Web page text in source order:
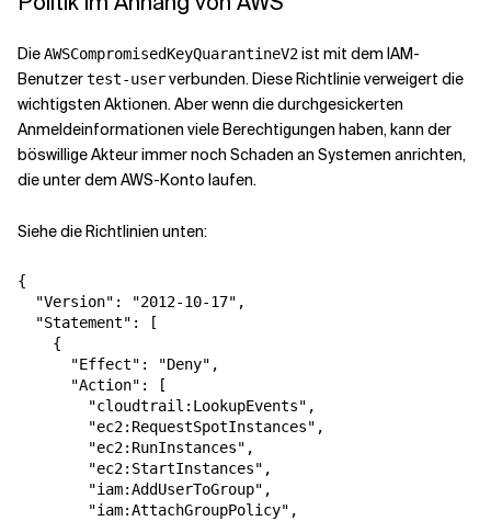
DieAWSCompromisedKeyQuarantineV2ist mit dem IAM-
Benutzertest-userverbunden. Diese Richtlinie verweigert die
wichtigsten Aktionen. Aber wenn die durchgesickerten
Anmeldeinformationen viele Berechtigungen haben, kann der
böswillige Akteur immer noch Schaden an Systemen anrichten,
die unter dem AWS-Konto laufen.
Siehe die Richtlinien unten:
{
  "Version": "2012-10-17",
  "Statement": [
    {
      "Effect": "Deny",
      "Action": [
        "cloudtrail:LookupEvents",
        "ec2:RequestSpotInstances",
        "ec2:RunInstances",
        "ec2:StartInstances",
        "iam:AddUserToGroup",
        "iam:AttachGroupPolicy",